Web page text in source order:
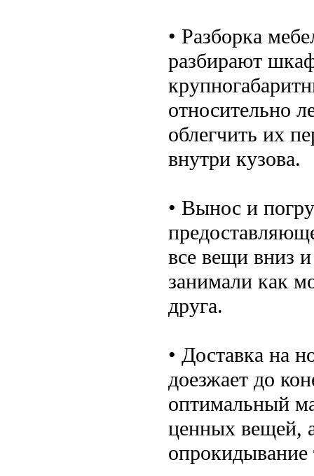
• Разборка
разбирают
относительно
облегчить их
внутри кузова.
• Вынос и
все вещи вниз
занимали как
друга.
• Доставка на
доезжает до
оптимальный
ценных вещей,